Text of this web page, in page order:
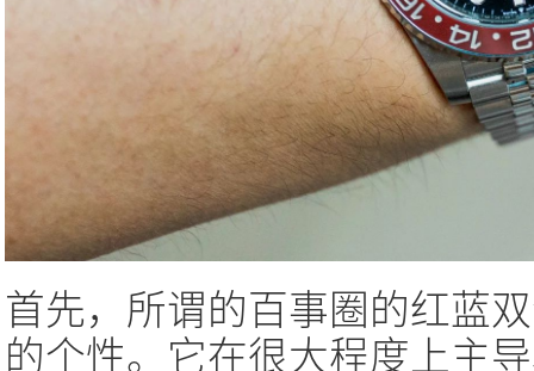
首先，所谓的百事圈的红蓝
的个性。它在很大程度上主